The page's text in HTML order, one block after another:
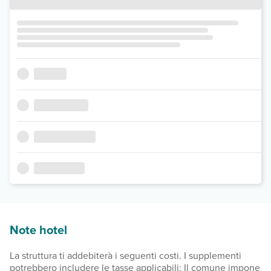
Note hotel
La struttura ti addebiterà i seguenti costi. I supplementi
potrebbero includere le tasse applicabili: Il comune impone